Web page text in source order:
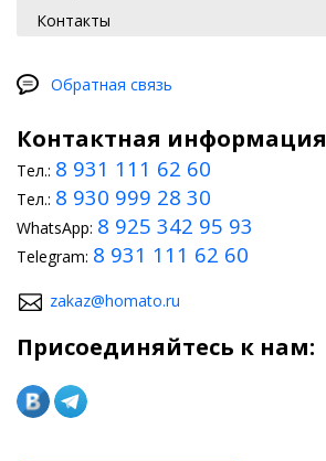
Контакты
Обратная связь
Контактная информация
Тел.: 8 931 111 62 60
Тел.: 8 930 999 28 30
WhatsApp: 8 925 342 95 93
Telegram: 8 931 111 62 60
zakaz@homato.ru
Присоединяйтесь к нам: